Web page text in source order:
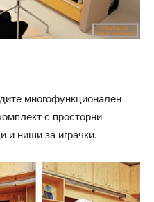
многофункционален
с просторни
и ниши за играчки.